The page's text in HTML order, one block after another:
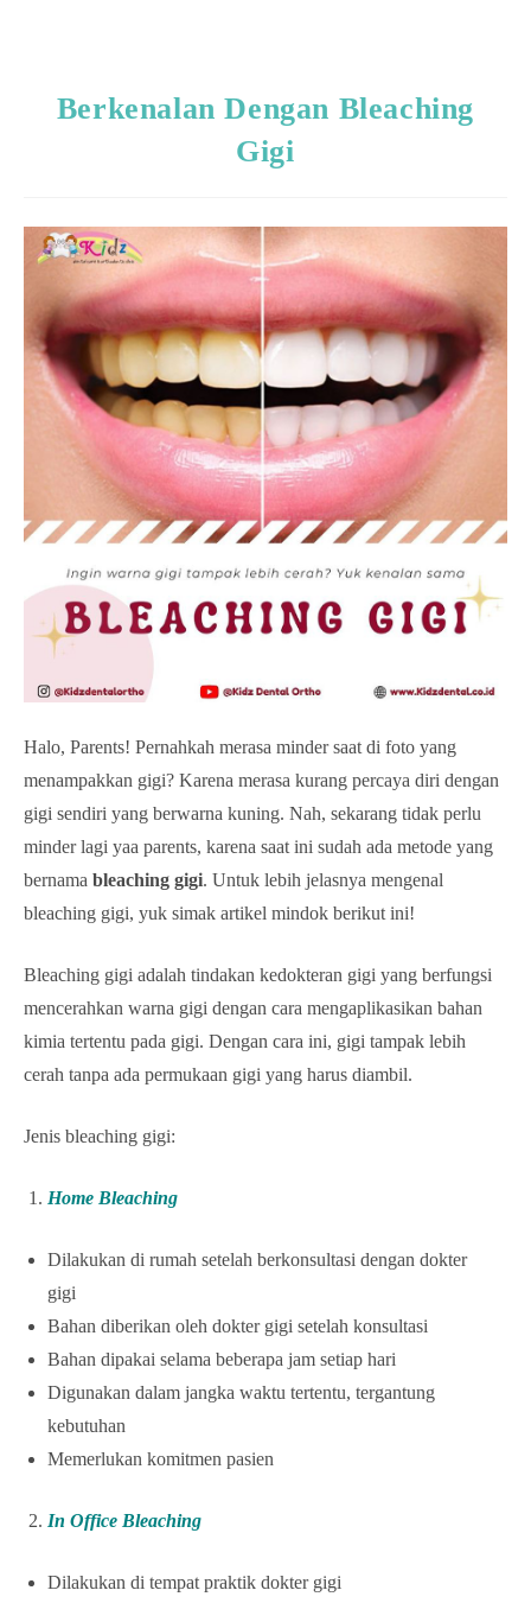
Berkenalan Dengan Bleaching
Gigi
Halo, Parents! Pernahkah merasa minder saat di foto yang
menampakkan gigi? Karena merasa kurang percaya diri dengan
gigi sendiri yang berwarna kuning. Nah, sekarang tidak perlu
minder lagi yaa parents, karena saat ini sudah ada metode yang
bernama bleaching gigi. Untuk lebih jelasnya mengenal
bleaching gigi, yuk simak artikel mindok berikut ini!
Bleaching gigi adalah tindakan kedokteran gigi yang berfungsi
mencerahkan warna gigi dengan cara mengaplikasikan bahan
kimia tertentu pada gigi. Dengan cara ini, gigi tampak lebih
cerah tanpa ada permukaan gigi yang harus diambil.
Jenis bleaching gigi:
Home Bleaching
Dilakukan di rumah setelah berkonsultasi dengan dokter
gigi
Bahan diberikan oleh dokter gigi setelah konsultasi
Bahan dipakai selama beberapa jam setiap hari
Digunakan dalam jangka waktu tertentu, tergantung
kebutuhan
Memerlukan komitmen pasien
In Office Bleaching
Dilakukan di tempat praktik dokter gigi